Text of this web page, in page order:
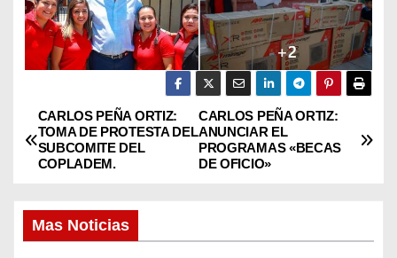
N
a
e
CARLOS PEÑA ORTIZ:
ANUNCIAR EL
PROGRAMAS «BECAS
DE OFICIO»
CARLOS PEÑA ORTIZ:
TOMA DE PROTESTA DEL
SUBCOMITE DEL
COPLADEM.
Mas Noticias